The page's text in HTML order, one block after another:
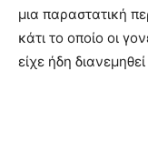
μια παραστατική
κάτι το οποίο οι
είχε ήδη